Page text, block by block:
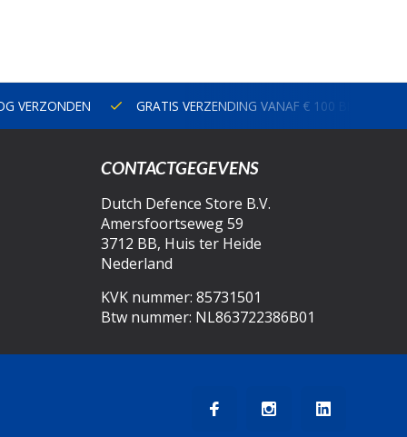
VERZONDEN GRATIS VERZENDING VANAF € 100 BINNEN
CONTACTGEGEVENS
Dutch Defence Store B.V.
Amersfoortseweg 59
3712 BB, Huis ter Heide
Nederland
KVK nummer: 85731501
Btw nummer: NL863722386B01